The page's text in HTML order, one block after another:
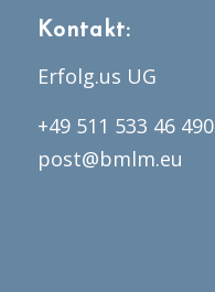
Kontakt:
Erfolg.us UG
+49 511 533 46 490
post@bmlm.eu